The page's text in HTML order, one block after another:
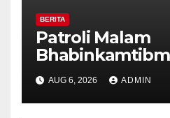
BERITA
Patroli Malam
Pilar Kelurahan
Perkuat
Diajak Aktifkan
AUG 6, 2026 ADMIN